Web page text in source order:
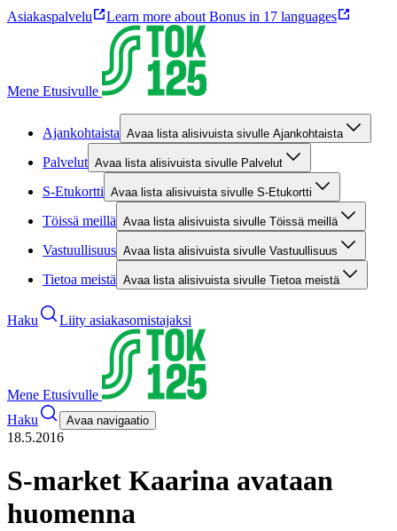
Asiakaspalvelu Learn more about Bonus in 17 languages
Mene Etusivulle
Ajankohtaista Avaa lista alisivuista sivulle Ajankohtaista
Palvelut Avaa lista alisivuista sivulle Palvelut
S-Etukortti Avaa lista alisivuista sivulle S-Etukortti
Töissä meillä Avaa lista alisivuista sivulle Töissä meillä
Vastuullisuus Avaa lista alisivuista sivulle Vastuullisuus
Tietoa meistä Avaa lista alisivuista sivulle Tietoa meistä
Haku Liity asiakasomistajaksi
Mene Etusivulle
Haku
Avaa navigaatio
18.5.2016
S-market Kaarina avataan
huomenna